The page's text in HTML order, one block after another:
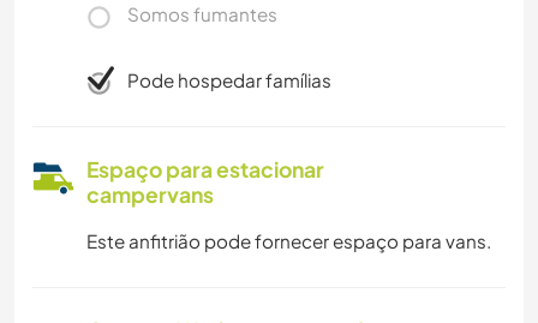
Somos fumantes
Pode hospedar famílias
Espaço para estacionar
campervans
Este anfitrião pode fornecer espaço para vans.